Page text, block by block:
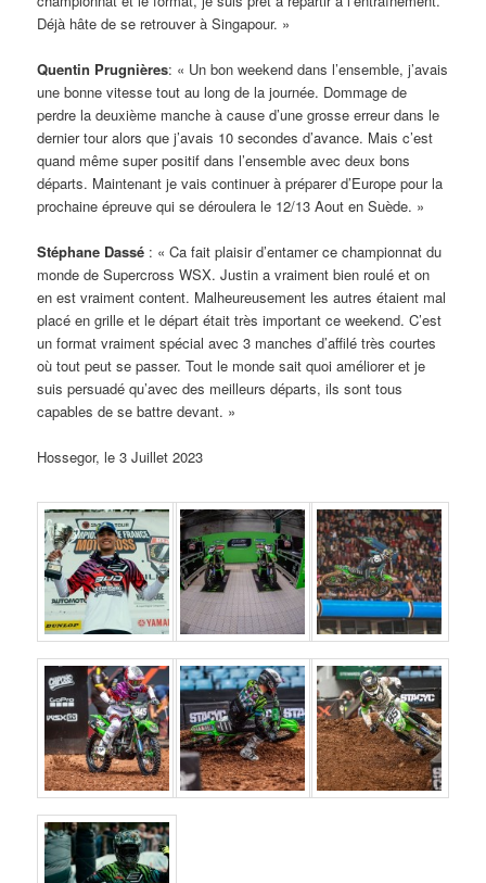
Déjà hâte de se retrouver à Singapour. »
Quentin Prugnières: « Un bon weekend dans l’ensemble, j’avais
une bonne vitesse tout au long de la journée. Dommage de
perdre la deuxième manche à cause d’une grosse erreur dans le
dernier tour alors que j’avais 10 secondes d’avance. Mais c’est
quand même super positif dans l’ensemble avec deux bons
départs. Maintenant je vais continuer à préparer d’Europe pour la
prochaine épreuve qui se déroulera le 12/13 Aout en Suède. »
Stéphane Dassé : « Ca fait plaisir d’entamer ce championnat du
monde de Supercross WSX. Justin a vraiment bien roulé et on
en est vraiment content. Malheureusement les autres étaient mal
placé en grille et le départ était très important ce weekend. C’est
un format vraiment spécial avec 3 manches d’affilé très courtes
où tout peut se passer. Tout le monde sait quoi améliorer et je
suis persuadé qu’avec des meilleurs départs, ils sont tous
capables de se battre devant. »
Hossegor, le 3 Juillet 2023